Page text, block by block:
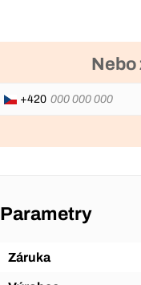
Nebo
+420
Parametry
Záruka